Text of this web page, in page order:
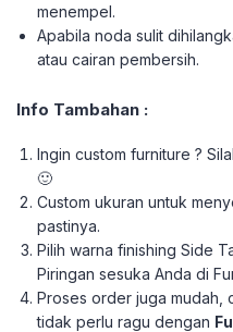
menempel.
Apabila noda sulit
atau cairan pembersih.
Info Tambahan :
Ingin custom furniture ?
🙂
Custom ukuran untuk
pastinya.
Pilih warna finishing Side
Piringan sesuka Anda di
Proses order juga mudah,
tidak perlu ragu dengan